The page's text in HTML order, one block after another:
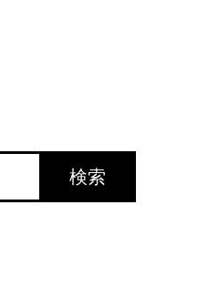
検索